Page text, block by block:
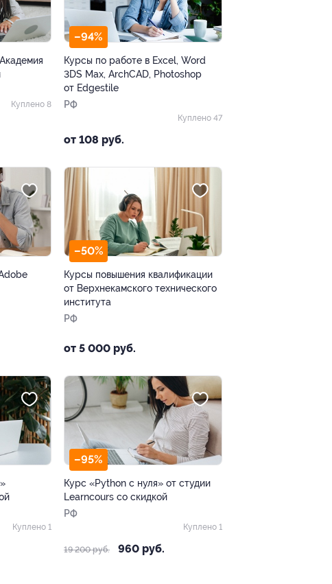
Куплено 8
–94%
Курсы по работе в Excel, Word
3DS Max, ArchCAD, Photoshop
от Edgestile
РФ
от 108 руб.
Куплено 47
–50%
Курсы повышения квалификации
от Верхнекамского технического
института
РФ
от 5 000 руб.
Куплено 1
–95%
Курс «Python с нуля» от студии
Learncours со скидкой
РФ
19 200 руб. 960 руб.
Куплено 1